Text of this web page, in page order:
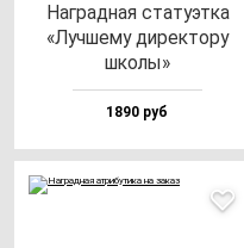
Наг­рад­ная ста­ту­эт­ка
«Луч­ше­му ди­рек­то­ру
шко­лы»
1890 руб